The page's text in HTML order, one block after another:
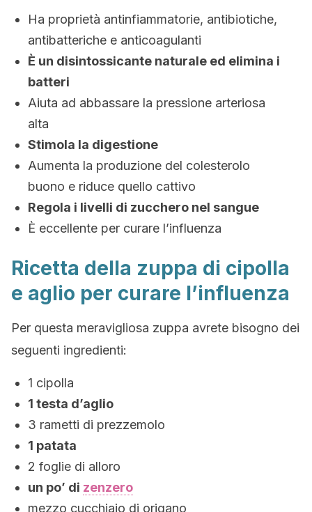
Ha proprietà antinfiammatorie, antibiotiche,
antibatteriche e anticoagulanti
È un disintossicante naturale ed elimina i
batteri
Aiuta ad abbassare la pressione arteriosa
alta
Stimola la digestione
Aumenta la produzione del colesterolo
buono e riduce quello cattivo
Regola i livelli di zucchero nel sangue
È eccellente per curare l’influenza
Ricetta della zuppa di cipolla
e aglio per curare l’influenza
Per questa meravigliosa zuppa avrete bisogno dei
seguenti ingredienti:
1 cipolla
1 testa d’aglio
3 rametti di prezzemolo
1 patata
2 foglie di alloro
un po’ di zenzero
mezzo cucchiaio di origano